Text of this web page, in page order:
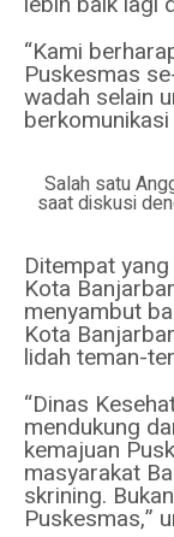
“Kami
Puskesmas
wadah selain
Salah satu
saat diskusi
Ditempat
Kota
menyambut
Kota
lidah teman-
“Dinas
mendukung
kemajuan
masyarakat
skrining.
Puskesmas,”